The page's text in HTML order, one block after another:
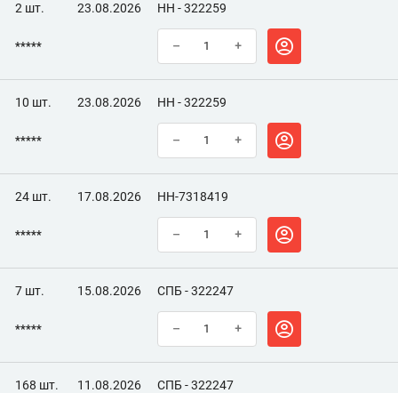
2 шт. 23.08.2026 НН - 322259
***** – +
10 шт. 23.08.2026 НН - 322259
***** – +
24 шт. 17.08.2026 НН-7318419
***** – +
7 шт. 15.08.2026 СПБ - 322247
***** – +
168 шт. 11.08.2026 СПБ - 322247